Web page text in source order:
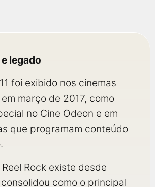
legado
foi exibido nos cinemas
março de 2017, como
no Cine Odeon e em
que programam conteúdo
Rock existe desde
como o principal